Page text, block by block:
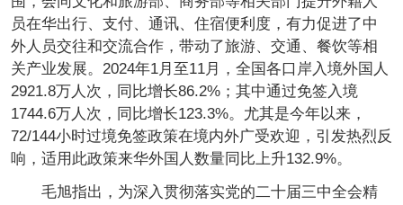
员在华出行、支付、通讯、住宿便利度，有力促进了中
外人员交往和交流合作，带动了旅游、交通、餐饮等相
关产业发展。2024年1月至11月，全国各口岸入境外国人
2921.8万人次，同比增长86.2%；其中通过免签入境
1744.6万人次，同比增长123.3%。尤其是今年以来，
72/144小时过境免签政策在境内外广受欢迎，引发热烈反
响，适用此政策来华外国人数量同比上升132.9%。
毛旭指出，为深入贯彻落实党的二十届三中全会精